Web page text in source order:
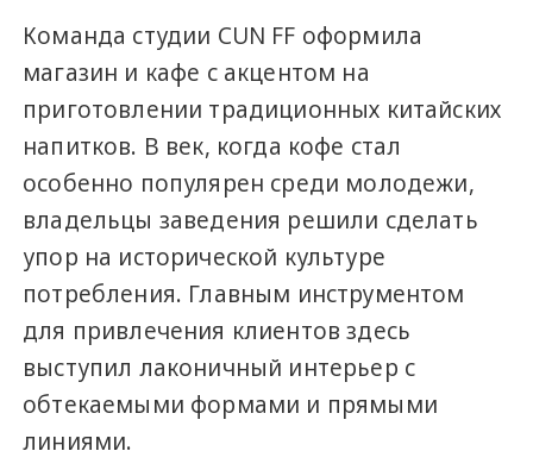
Команда студии СUN FF оформила
магазин и кафе с акцентом на
приготовлении традиционных китайских
напитков. В век, когда кофе стал
особенно популярен среди молодежи,
владельцы заведения решили сделать
упор на исторической культуре
потребления. Главным инструментом
для привлечения клиентов здесь
выступил лаконичный интерьер с
обтекаемыми формами и прямыми
линиями.